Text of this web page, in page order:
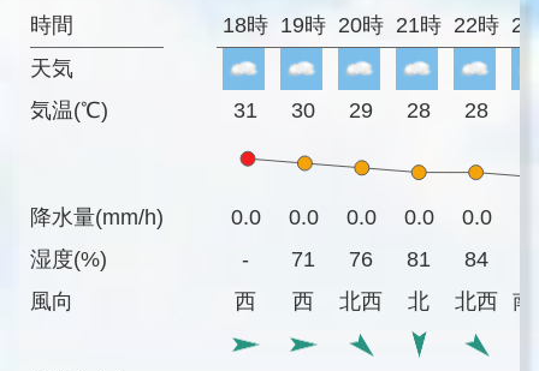
時間
天気
気温(℃)
降水量(mm/h)
湿度(%)
風向
18時 19時 20時 21時 22時
31 30 29 28 28
0.0 0.0 0.0 0.0 0.0
-
71 76 81 84
西
西 北西 北 北西 南